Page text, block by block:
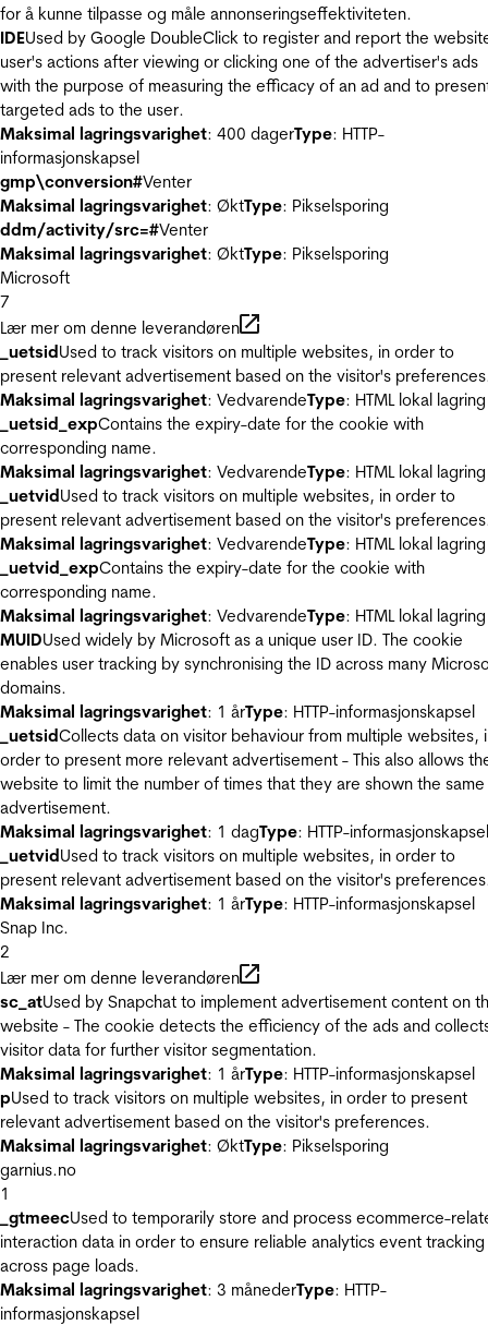
for å kunne tilpasse og måle annonseringseffektiviteten.
IDEUsed by Google DoubleClick to register and report the
user's actions after viewing or clicking one of the advertiser's ads
with the purpose of measuring the efficacy of an ad and to
targeted ads to the user.
Maksimal lagringsvarighet: 400 dagerType: HTTP-
informasjonskapsel
gmp\conversion#Venter
Maksimal lagringsvarighet: ØktType: Pikselsporing
ddm/activity/src=#Venter
Maksimal lagringsvarighet: ØktType: Pikselsporing
Microsoft
7
Lær mer om denne leverandøren
_uetsidUsed to track visitors on multiple websites, in order to
present relevant advertisement based on the visitor's
Maksimal lagringsvarighet: VedvarendeType: HTML lokal lagring
_uetsid_expContains the expiry-date for the cookie with
corresponding name.
Maksimal lagringsvarighet: VedvarendeType: HTML lokal lagring
_uetvidUsed to track visitors on multiple websites, in order to
present relevant advertisement based on the visitor's
Maksimal lagringsvarighet: VedvarendeType: HTML lokal lagring
_uetvid_expContains the expiry-date for the cookie with
corresponding name.
Maksimal lagringsvarighet: VedvarendeType: HTML lokal lagring
MUIDUsed widely by Microsoft as a unique user ID. The cookie
enables user tracking by synchronising the ID across many
domains.
Maksimal lagringsvarighet: 1 årType: HTTP-informasjonskapsel
_uetsidCollects data on visitor behaviour from multiple websites,
order to present more relevant advertisement - This also allows
website to limit the number of times that they are shown the same
advertisement.
Maksimal lagringsvarighet: 1 dagType: HTTP-informasjonskapsel
_uetvidUsed to track visitors on multiple websites, in order to
present relevant advertisement based on the visitor's
Maksimal lagringsvarighet: 1 årType: HTTP-informasjonskapsel
Snap Inc.
2
Lær mer om denne leverandøren
sc_atUsed by Snapchat to implement advertisement content on
website - The cookie detects the efficiency of the ads and
visitor data for further visitor segmentation.
Maksimal lagringsvarighet: 1 årType: HTTP-informasjonskapsel
pUsed to track visitors on multiple websites, in order to present
relevant advertisement based on the visitor's preferences.
Maksimal lagringsvarighet: ØktType: Pikselsporing
garnius.no
1
_gtmeecUsed to temporarily store and process ecommerce-
interaction data in order to ensure reliable analytics event tracking
across page loads.
Maksimal lagringsvarighet: 3 månederType: HTTP-
informasjonskapsel